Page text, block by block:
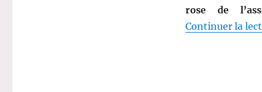
rose de
Continuer la